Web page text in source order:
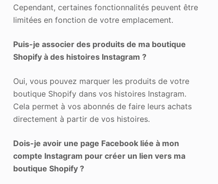
Cependant, certaines fonctionnalités peuvent être
limitées en fonction de votre emplacement.
Puis-je associer des produits de ma boutique
Shopify à des histoires Instagram ?
Oui, vous pouvez marquer les produits de votre
boutique Shopify dans vos histoires Instagram.
Cela permet à vos abonnés de faire leurs achats
directement à partir de vos histoires.
Dois-je avoir une page Facebook liée à mon
compte Instagram pour créer un lien vers ma
boutique Shopify ?